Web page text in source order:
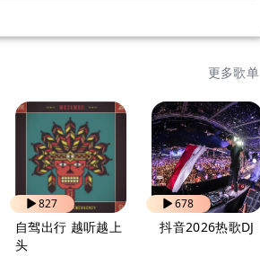
更多歌单
827
自驾出行 越听越上
头
678
抖音2026热歌DJ